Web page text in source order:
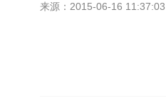
来源：2015-06-16